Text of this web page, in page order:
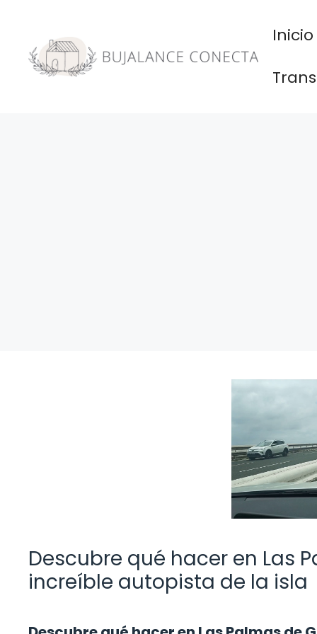
contenido
Inicio
Descubre qué hacer en Las
increíble autopista de la isla